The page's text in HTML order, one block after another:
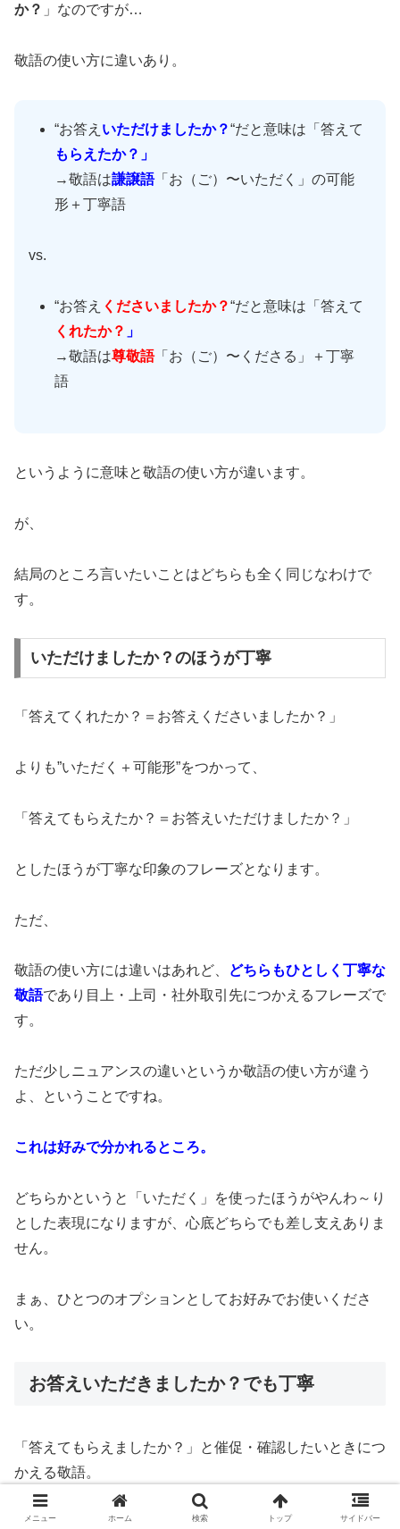
か？ 」なのですが…
敬語の使い方に違いあり。
“お答え いただけましたか？“だと意味は「答えて
もらえたか？」
→敬語は謙譲語「お（ご）〜いただく」の可能
形＋丁寧語
vs.
“お答え くださいましたか？“だと意味は「答えて
くれたか？ 」
→敬語は尊敬語「お（ご）〜くださる」＋丁寧
語
というように意味と敬語の使い方が違います。
が、
結局のところ言いたいことはどちらも全く同じなわけで
す。
いただけましたか？のほうが丁寧
「答えてくれたか？＝お答えくださいましたか？」
よりも”いただく＋可能形”をつかって、
「答えてもらえたか？＝お答えいただけましたか？」
としたほうが丁寧な印象のフレーズとなります。
ただ、
敬語の使い方には違いはあれど、
どちらもひとしく丁寧な
敬語であり目上・上司・社外取引先につかえるフレーズで
す。
ただ少しニュアンスの違いというか敬語の使い方が違う
よ、ということですね。
これは好みで分かれるところ。
どちらかというと「いただく」を使ったほうがやんわ～り
とした表現になりますが、心底どちらでも差し支えありま
せん。
まぁ、ひとつのオプションとしてお好みでお使いくださ
い。
お答えいただきましたか？でも丁寧
「答えてもらえましたか？」と催促・確認したいときにつ
かえる敬語。
これまで紹介した例文のほかにも…
メニュー ホーム 検索 トップ サイドバー